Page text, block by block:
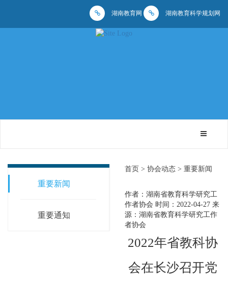
湖南教育网 湖南教育科学规划网
重要新闻
重要通知
首页 > 协会动态 > 重要新闻
作者：湖南省教育科学研究工
作者协会 时间：2022-04-27 来
源：湖南省教育科学研究工作
者协会
2022年省教科协
会在长沙召开党